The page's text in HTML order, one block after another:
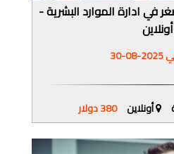
في ادارة الموارد البشرية -
أونلاين
30
أونلاين 380 دولار